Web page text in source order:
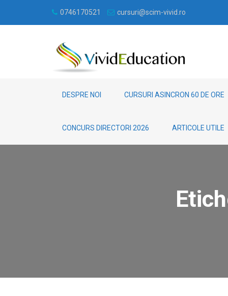
0746170521 cursuri@scim-vivid.ro
DESPRE NOI CURSURI ASINCRON 60 DE ORE
CONCURS DIRECTORI 2026 ARTICOLE UTILE